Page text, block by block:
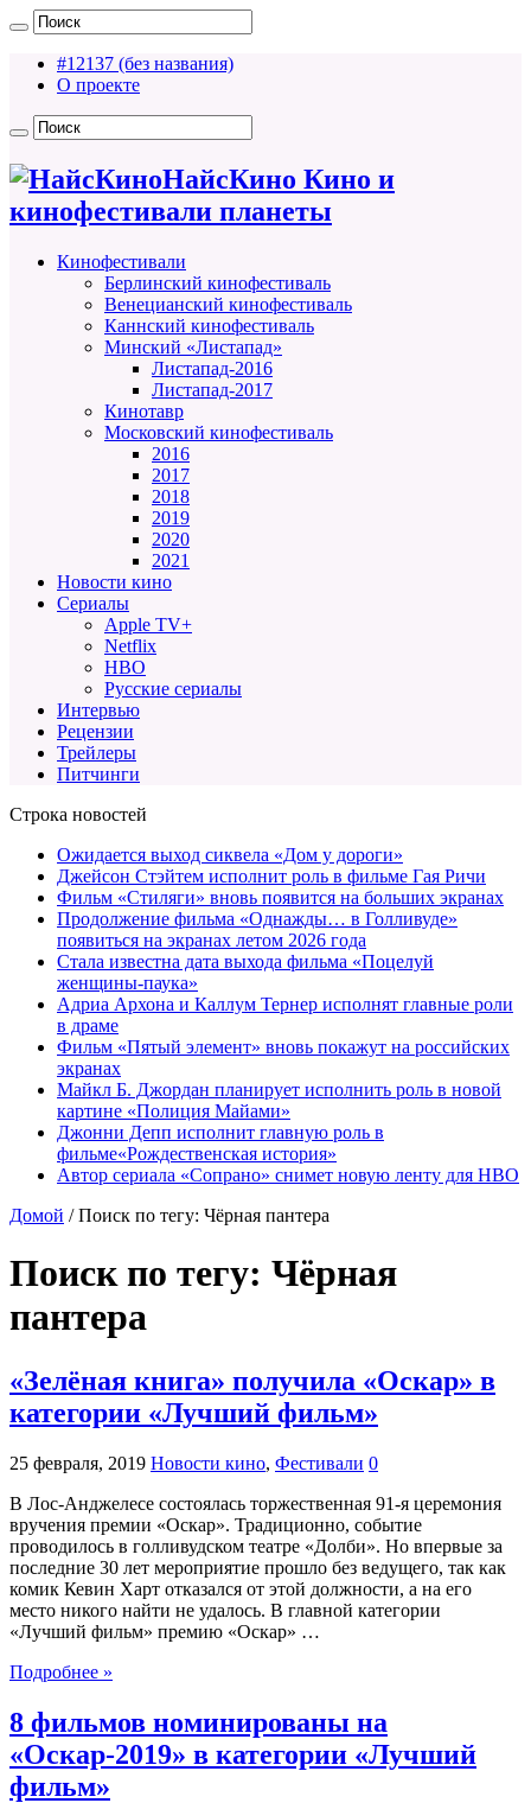
#12137 (без названия)
О проекте
НайсКино Кино и
кинофестивали планеты
Кинофестивали
Берлинский кинофестиваль
Венецианский кинофестиваль
Каннский кинофестиваль
Минский «Листапад»
Листапад-2016
Листапад-2017
Кинотавр
Московский кинофестиваль
2016
2017
2018
2019
2020
2021
Новости кино
Сериалы
Apple TV+
Netflix
HBO
Русские сериалы
Интервью
Рецензии
Трейлеры
Питчинги
Строка новостей
Ожидается выход сиквела «Дом у дороги»
Джейсон Стэйтем исполнит роль в фильме Гая Ричи
Фильм «Стиляги» вновь появится на больших экранах
Продолжение фильма «Однажды… в Голливуде»
появиться на экранах летом 2026 года
Стала известна дата выхода фильма «Поцелуй
женщины-паука»
Адриа Архона и Каллум Тернер исполнят главные роли
в драме
Фильм «Пятый элемент» вновь покажут на российских
экранах
Майкл Б. Джордан планирует исполнить роль в новой
картине «Полиция Майами»
Джонни Депп исполнит главную роль в
фильме«Рождественская история»
Автор сериала «Сопрано» снимет новую ленту для HBO
Домой / Поиск по тегу: Чёрная пантера
Поиск по тегу: Чёрная
пантера
«Зелёная книга» получила «Оскар» в
категории «Лучший фильм»
25 февраля, 2019 Новости кино, Фестивали 0
В Лос-Анджелесе состоялась торжественная 91-я церемония
вручения премии «Оскар». Традиционно, событие
проводилось в голливудском театре «Долби». Но впервые за
последние 30 лет мероприятие прошло без ведущего, так как
комик Кевин Харт отказался от этой должности, а на его
место никого найти не удалось. В главной категории
«Лучший фильм» премию «Оскар» …
Подробнее »
8 фильмов номинированы на
«Оскар-2019» в категории «Лучший
фильм»